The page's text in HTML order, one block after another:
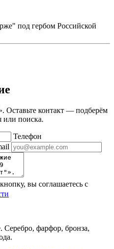
под гербом Российской
контакт — подберём
или поиска.
Телефон
вы соглашаетесь с
фарфор, бронза,